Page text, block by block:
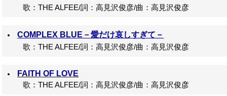
歌：THE ALFEE/詞：高見沢俊彦/曲：高見沢俊彦
COMPLEX BLUE－愛だけ哀しすぎて－
歌：THE ALFEE/詞：高見沢俊彦/曲：高見沢俊彦
FAITH OF LOVE
歌：THE ALFEE/詞：高見沢俊彦/曲：高見沢俊彦